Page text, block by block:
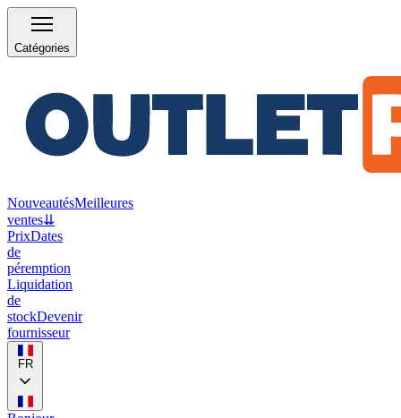
Catégories
NouveautésMeilleures
ventes⇊
PrixDates
de
péremption
Liquidation
de
stockDevenir
fournisseur
FR